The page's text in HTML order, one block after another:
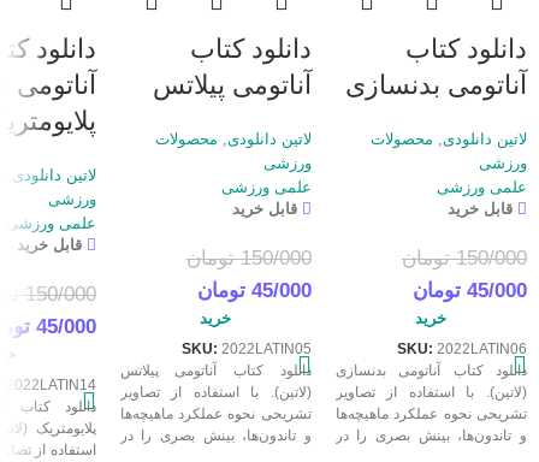
دانلود کتاب
آناتومی بدنسازی
لاتین دانلودی, محصولات
ورزشی
علمی ورزشی
قابل خرید
150/000 تومان
45/000 تومان
خرید
SKU: 2022LATIN06
دانلود کتاب آناتومی بدنسازی
(لاتین). با استفاده از تصاویر
تشریحی نحوه عملکرد ماهیچه‌ها
و تاندون‌ها، بینش بصری را در
دانلود کتاب
آناتومی پیلاتس
لاتین دانلودی, محصولات
ورزشی
علمی ورزشی
قابل خرید
150/000 تومان
45/000 تومان
خرید
SKU: 2022LATIN05
دانلود کتاب آناتومی پیلاتس
(لاتین). با استفاده از تصاویر
تشریحی نحوه عملکرد ماهیچه‌ها
و تاندون‌ها، بینش بصری را در
دانلود
آناتومی
لاتین دانلودی
ورزشی
علمی ورزشی
قابل خرید
150/000
45/000
2022LATIN14
دانلود کتاب
پلایومتریک
استفاده از